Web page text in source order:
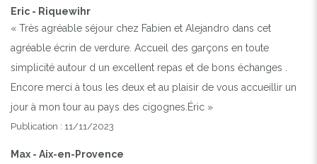
Eric - Riquewihr
« Très agréable séjour chez Fabien et Alejandro dans cet
agréable écrin de verdure. Accueil des garçons en toute
simplicité autour d un excellent repas et de bons échanges .
Encore merci à tous les deux et au plaisir de vous accueillir un
jour à mon tour au pays des cigognes.Éric »
Publication : 11/11/2023
Max - Aix-en-Provence